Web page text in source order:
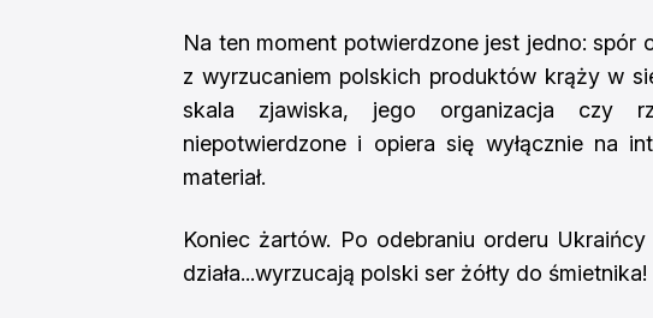
Na ten moment potwierdzone jest jedno: spór
z wyrzucaniem polskich produktów krąży w
skala zjawiska, jego organizacja czy
niepotwierdzone i opiera się wyłącznie na
materiał.
Koniec żartów. Po odebraniu orderu
działa...wyrzucają polski ser żółty do śmietnika!